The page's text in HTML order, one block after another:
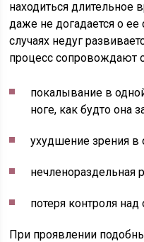
находиться длительное
даже не догадается о
случаях недуг
процесс
покалывание в
ноге, как будто она
ухудшение зрения в
нечленораздельная
потеря контроля над
При проявлении